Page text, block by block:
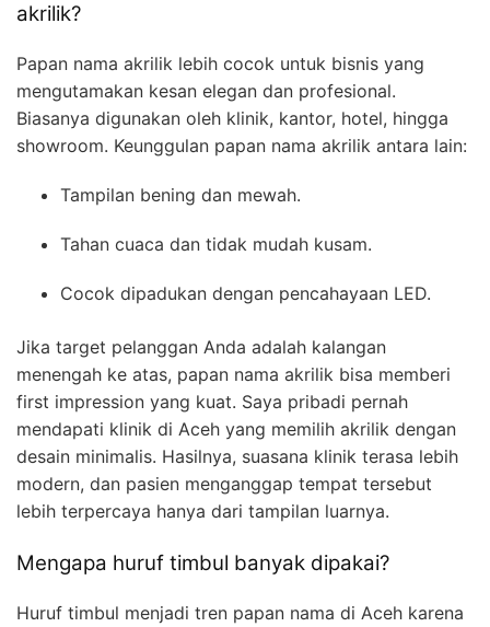
akrilik?
Papan nama akrilik lebih cocok untuk bisnis yang
mengutamakan kesan elegan dan profesional.
Biasanya digunakan oleh klinik, kantor, hotel, hingga
showroom. Keunggulan papan nama akrilik antara lain:
Tampilan bening dan mewah.
Tahan cuaca dan tidak mudah kusam.
Cocok dipadukan dengan pencahayaan LED.
Jika target pelanggan Anda adalah kalangan
menengah ke atas, papan nama akrilik bisa memberi
first impression yang kuat. Saya pribadi pernah
mendapati klinik di Aceh yang memilih akrilik dengan
desain minimalis. Hasilnya, suasana klinik terasa lebih
modern, dan pasien menganggap tempat tersebut
lebih terpercaya hanya dari tampilan luarnya.
Mengapa huruf timbul banyak dipakai?
Huruf timbul menjadi tren papan nama di Aceh karena